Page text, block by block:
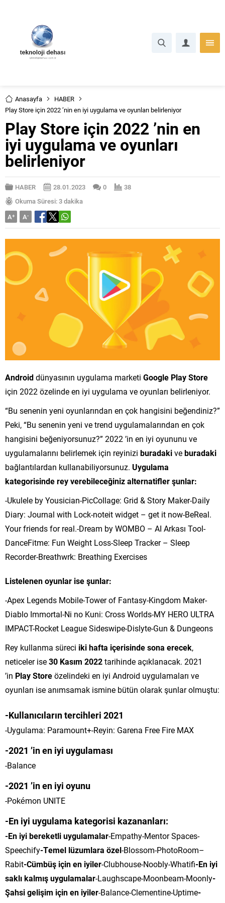
Anasayfa
HABER
Play Store için 2022 ’nin en iyi uygulama ve oyunları belirleniyor
Play Store için 2022 ’nin en
iyi uygulama ve oyunları
belirleniyor
HABER 28.01.2023 0
38
Okuma Süresi: 3 dakika
A+ A-
Androiddünyasının uygulama marketi Google Play Store
için 2022 özelinde en iyi uygulama ve oyunları belirleniyor.
“Bu senenin yeni oyunlarından en çok hangisini beğendiniz?”
Peki, “Bu senenin yeni ve trend uygulamalarından en çok
hangisini beğeniyorsunuz?” 2022 ’in en iyi oyununu ve
uygulamalarını belirlemek için reyinizi buradakiveburadaki
bağlantılardan kullanabiliyorsunuz. Uygulama
kategorisinde rey verebileceğiniz alternatifler şunlar:
-Ukulele by Yousician-PicCollage: Grid & Story Maker-Daily
Diary: Journal with Lock-noteit widget – get it now-BeReal.
Your friends for real.-Dream by WOMBO – AI Arkası Tool-
DanceFitme: Fun Weight Loss-Sleep Tracker – Sleep
Recorder-Breathwrk: Breathing Exercises
Listelenen oyunlar ise şunlar:
-Apex Legends Mobile-Tower of Fantasy-Kingdom Maker-
Diablo Immortal-Ni no Kuni: Cross Worlds-MY HERO ULTRA
IMPACT-Rocket League Sideswipe-Dislyte-Gun & Dungeons
Rey kullanma süreci iki hafta içerisinde sona erecek,
neticeler ise30 Kasım 2022tarihinde açıklanacak. 2021
’in Play Storeözelindeki en iyi Android uygulamaları ve
oyunları ise anımsamak ismine bütün olarak şunlar olmuştu:
-Kullanıcıların tercihleri 2021
-Uygulama: Paramount+-Reyin: Garena Free Fire MAX
-2021 ’in en iyi uygulaması
-Balance
-2021 ’in en iyi oyunu
-Pokémon UNITE
-En iyi uygulama kategorisi kazananları:
-En iyi bereketli uygulamalar-Empathy-Mentor Spaces-
Speechify-Temel lüzumlara özel-Blossom-PhotoRoom–
Rabit-Cümbüş için en iyiler-Clubhouse-Noobly-Whatifi-En iyi
saklı kalmış uygulamalar-Laughscape-Moonbeam-Moonly-
Şahsi gelişim için en iyiler-Balance-Clementine-Uptime-